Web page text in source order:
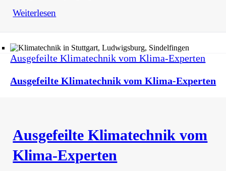
Weiterlesen
Ausgefeilte Klimatechnik vom Klima-Experten
Ausgefeilte Klimatechnik vom Klima-Experten
Ausgefeilte Klimatechnik vom
Klima-Experten